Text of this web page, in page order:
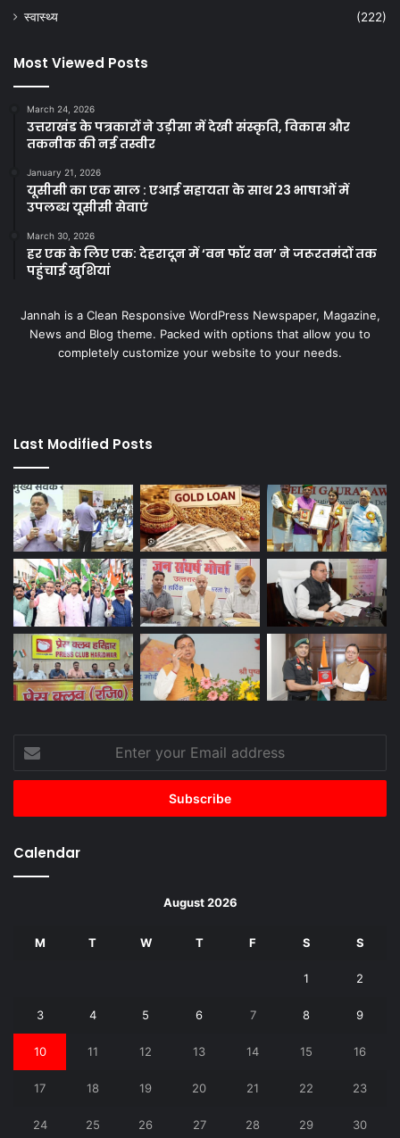
स्वास्थ्य
(222)
Most Viewed Posts
March 24, 2026
उत्तराखंड के पत्रकारों ने उड़ीसा में देखी संस्कृति, विकास और
तकनीक की नई तस्वीर
January 21, 2026
यूसीसी का एक साल : एआई सहायता के साथ 23 भाषाओं में
उपलब्ध यूसीसी सेवाएं
March 30, 2026
हर एक के लिए एक: देहरादून में ‘वन फॉर वन’ ने जरूरतमंदों तक
पहुंचाई खुशियां
Jannah is a Clean Responsive WordPress Newspaper, Magazine,
News and Blog theme. Packed with options that allow you to
completely customize your website to your needs.
Last Modified Posts
your
Email
Calendar
August 2026
M T W T F S S
1 2
3 4 5 6 7 8 9
10 11 12 13 14 15 16
17 18 19 20 21 22 23
24 25 26 27 28 29 30